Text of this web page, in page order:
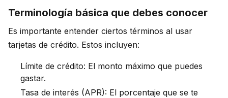
Terminología básica que debes conocer
Es importante entender ciertos términos al usar
tarjetas de crédito. Estos incluyen:
Límite de crédito: El monto máximo que puedes
gastar.
Tasa de interés (APR): El porcentaje que se te